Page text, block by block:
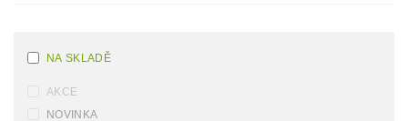
NA SKLADĚ
AKCE
NOVINKA